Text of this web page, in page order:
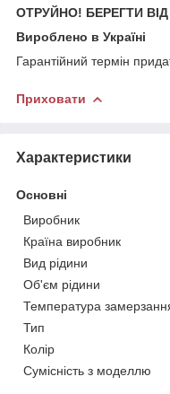
ОТРУЙНО! БЕРЕГТИ
Вироблено в Україні
Гарантійний термін
Приховати
Характеристики
Основні
Виробник
Країна виробник
Вид рідини
Об'єм рідини
Температура
Тип
Колір
Сумісність з моделлю